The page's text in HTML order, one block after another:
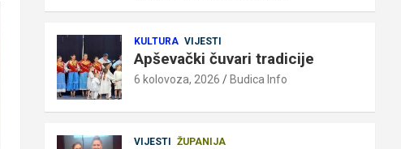
KULTURA VIJESTI
Apševački čuvari tradicije
6 kolovoza, 2026 Budica Info
VIJESTI ŽUPANIJA